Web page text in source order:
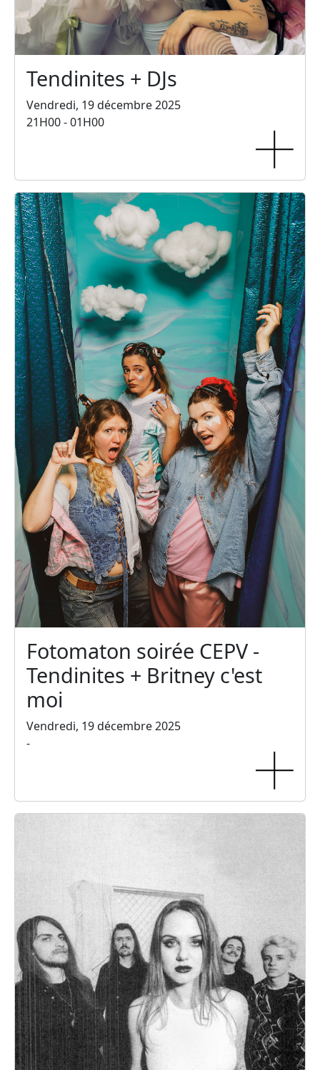
Tendinites + DJs
Vendredi, 19 décembre 2025
21H00 - 01H00
Fotomaton soirée CEPV -
Tendinites + Britney c'est
moi
Vendredi, 19 décembre 2025
-